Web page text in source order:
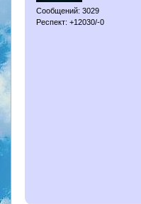
Сообщений: 3029
Респект: +12030/-0